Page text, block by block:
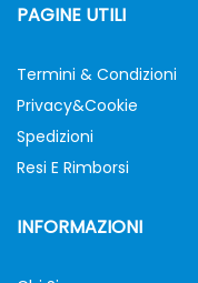
PAGINE UTILI
Termini & Condizioni
Privacy&Cookie
Spedizioni
Resi E Rimborsi
INFORMAZIONI